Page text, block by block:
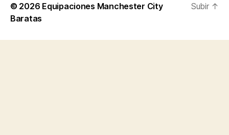
© 2026 Equipaciones Manchester City
Baratas
Subir ↑